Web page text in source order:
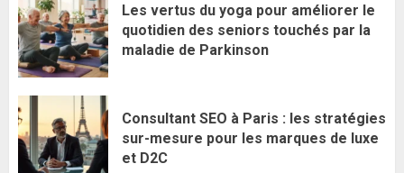
Les vertus du yoga pour améliorer le
quotidien des seniors touchés par la
maladie de Parkinson
Consultant SEO à Paris : les stratégies
sur-mesure pour les marques de luxe
et D2C